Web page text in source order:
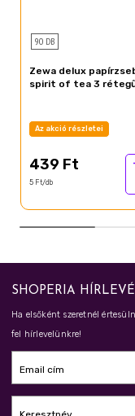
90 DB
Zewa delux
spirit of tea 3
Az akció részletei
439 Ft
5 Ft/db
SHOPERIA
Ha elsőként szeretnél
fel hírlevelünkre!
Email cím